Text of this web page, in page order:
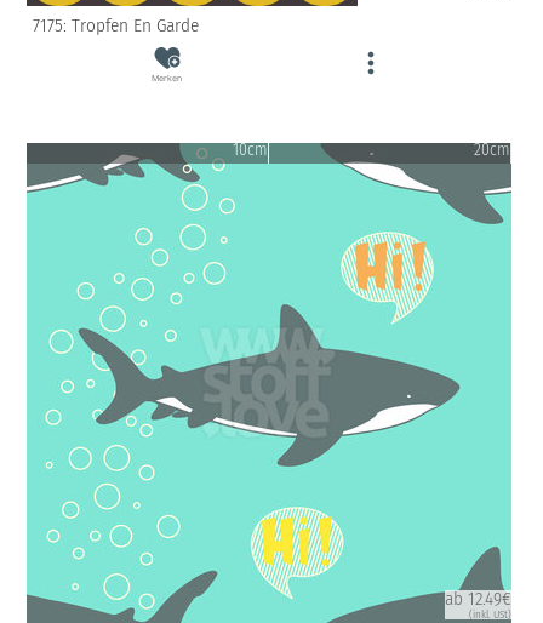
7175: Tropfen En Garde
Merken
10cm 20cm
ab 12.49€
(inkl. USt)